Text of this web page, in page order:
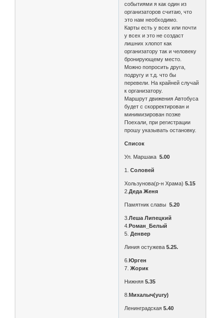
событиями я как один из
организаторов считаю, что
это нам необходимо.
Карты есть у всех или почти
у всех и это не создаст
лишних хлопот как
организатору так и человеку
бронирующему место.
Можно попросить друга,
подругу и т.д. что бы
перевели. На крайней случай
к организатору.
Маршрут движения Автобуса
будет с скорректирован и
минимизирован позже
Поехали, при регистрации
прошу указывать остановку.
Список
Ул. Маршака5.00
1. Соловей
Хользунова(р-н Храма)5.15
2.Деда Женя
Памятник славы5.20
3.Леша Липецкий
4. Роман_Белый
5.Денвер
Линия остужева5.25.
6. Юрген
7.Жорик
Нижняя5.35
8. Михалыч(yury)
Ленинградская5.40